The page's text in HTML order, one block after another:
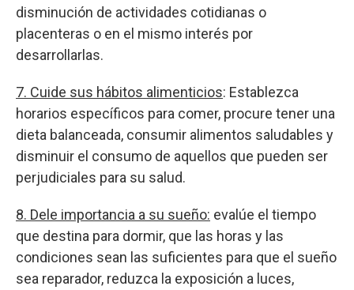
disminución de actividades cotidianas o
placenteras o en el mismo interés por
desarrollarlas.
7. Cuide sus hábitos alimenticios: Establezca
horarios específicos para comer, procure tener una
dieta balanceada, consumir alimentos saludables y
disminuir el consumo de aquellos que pueden ser
perjudiciales para su salud.
8. Dele importancia a su sueño: evalúe el tiempo
que destina para dormir, que las horas y las
condiciones sean las suficientes para que el sueño
sea reparador, reduzca la exposición a luces,